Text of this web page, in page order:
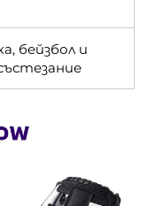
бейзбол и